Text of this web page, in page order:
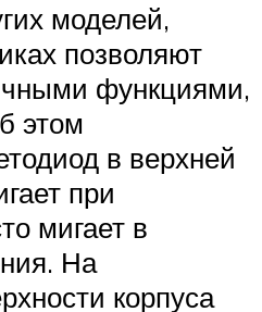
моделей,
позволяют
функциями,
этом
в верхней
при
мигает в
На
корпуса